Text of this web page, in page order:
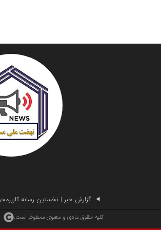
گزارش خبر | نخستین رسانه
کلیه حقوق مادی و معنوی محفوظ است.